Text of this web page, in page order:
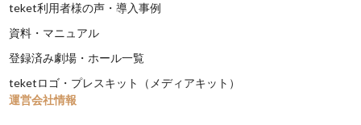
teket利用者様の声・導入事例
資料・マニュアル
登録済み劇場・ホール一覧
teketロゴ・プレスキット（メディアキット）
運営会社情報